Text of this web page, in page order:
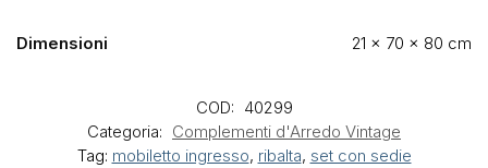
Dimensioni 21 × 70 × 80 cm
COD: 40299
Categoria: Complementi d'Arredo Vintage
Tag: mobiletto ingresso, ribalta, set con sedie